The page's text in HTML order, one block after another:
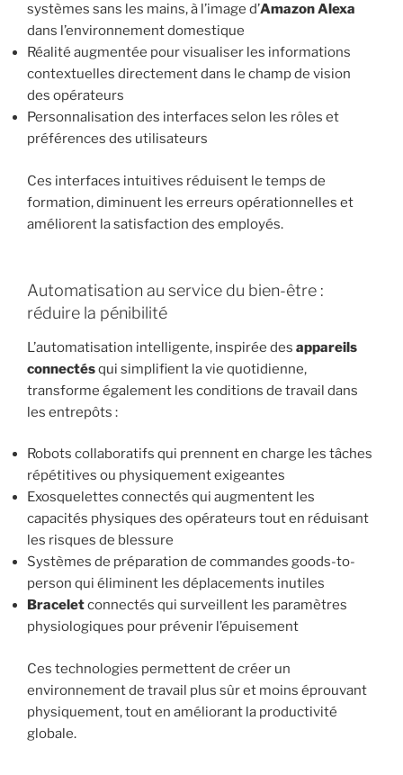
systèmes sans les mains, à l’image d’Amazon Alexa
dans l’environnement domestique
Réalité augmentée pour visualiser les informations
contextuelles directement dans le champ de vision
des opérateurs
Personnalisation des interfaces selon les rôles et
préférences des utilisateurs
Ces interfaces intuitives réduisent le temps de
formation, diminuent les erreurs opérationnelles et
améliorent la satisfaction des employés.
Automatisation au service du bien-être :
réduire la pénibilité
L’automatisation intelligente, inspirée des appareils
connectésqui simplifient la vie quotidienne,
transforme également les conditions de travail dans
les entrepôts :
Robots collaboratifs qui prennent en charge les tâches
répétitives ou physiquement exigeantes
Exosquelettes connectés qui augmentent les
capacités physiques des opérateurs tout en réduisant
les risques de blessure
Systèmes de préparation de commandes goods-to-
person qui éliminent les déplacements inutiles
Braceletconnectés qui surveillent les paramètres
physiologiques pour prévenir l’épuisement
Ces technologies permettent de créer un
environnement de travail plus sûr et moins éprouvant
physiquement, tout en améliorant la productivité
globale.